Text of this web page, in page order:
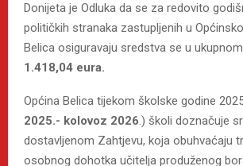
Donijeta je Odluka da se za redovito
političkih stranaka zastupljenih u
Belica osiguravaju sredstva se u
1.418,04 eura.
Općina Belica tijekom školske godine
2025.- kolovoz 2026.) školi doznačuje
dostavljenom Zahtjevu, koja obuhvaćaju
osobnog dohotka učitelja produženog